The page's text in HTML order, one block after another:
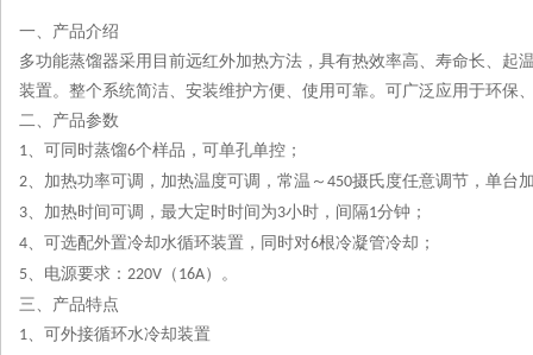
一、产品介绍
多功能蒸馏器采用目前远红外加热方法，具有热效率高、寿命长、
装置。整个系统简洁、安装维护方便、使用可靠。可广泛应用于环保
二、产品参数
1、可同时蒸馏6个样品，可单孔单控 ；
2、加热功率可调，加热温度可调，常温～ 450摄氏度任意调节，单台
3、加热时间可调，最大定时时间为3小时，间隔1分钟 ；
4、可选配外置冷却水循环装置，同时对6根冷凝管冷却 ；
5、电源要求： 220V （ 16A）。
三、产品特点
1、可外接循环水冷却装置